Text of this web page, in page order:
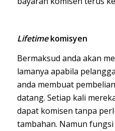
Lifetimekomisyen
Bermaksud anda akan
lamanya apabila
anda membuat
datang. Setiap kali
dapat komisen tanpa
tambahan. Namun